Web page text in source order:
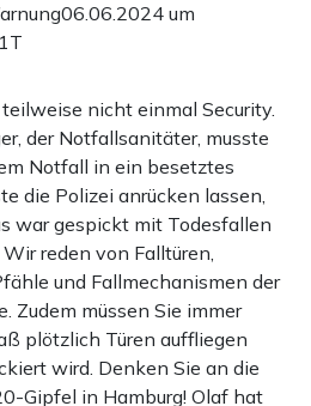
06.06.2024 um
nicht einmal Security.
der Notfallsanitäter, musste
Notfall in ein besetztes
die Polizei anrücken lassen,
war gespickt mit Todesfallen
reden von Falltüren,
und Fallmechanismen der
Zudem müssen Sie immer
plötzlich Türen auffliegen
wird. Denken Sie an die
Gipfel in Hamburg! Olaf hat